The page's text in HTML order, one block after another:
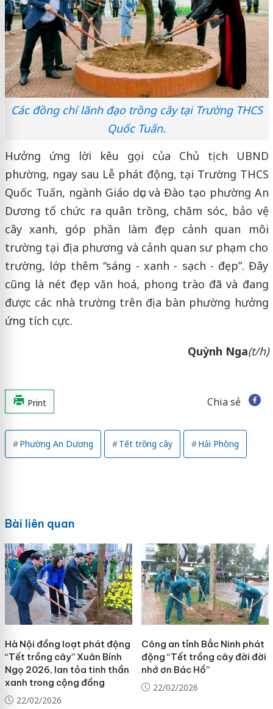
Các đồng chí lãnh đạo trồng cây tại Trường THCS
Quốc Tuấn.
Hưởng ứng lời kêu gọi của Chủ tịch UBND
phường, ngay sau Lễ phát động, tại Trường THCS
Quốc Tuấn, ngành Giáo dục và Đào tạo phường An
Dương tổ chức ra quân trồng, chăm sóc, bảo vệ
cây xanh, góp phần làm đẹp cảnh quan môi
trường tại địa phương và cảnh quan sư phạm cho
trường, lớp thêm “sáng - xanh - sạch - đẹp”. Đây
cũng là nét đẹp văn hoá, phong trào đã và đang
được các nhà trường trên địa bàn phường hưởng
ứng tích cực.
Quỳnh Nga(t/h)
Print Chia sẻ
Phường An Dương Tết trồng cây Hải Phòng
Bài liên quan
Hà Nội đồng loạt phát động
“Tết trồng cây” Xuân Bính
Ngọ 2026, lan tỏa tinh thần
xanh trong cộng đồng
22/02/2026
Công an tỉnh Bắc Ninh phát
động “Tết trồng cây đời đời
nhớ ơn Bác Hồ”
22/02/2026